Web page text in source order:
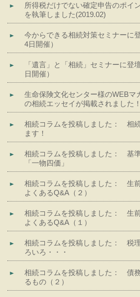
所得税だけでない確定申告のポイ
を執筆しました(2019.02)
今からできる相続対策セミナーに
4日開催）
「遺言」と「相続」セミナーに登
日開催）
生命保険文化センター様のWEBマ
の相続エッセイが掲載されました！
相続コラムを投稿しました： 相
ます！
相続コラムを投稿しました： 基
「一物四価」
相続コラムを投稿しました：
よくあるQ&A（２）
相続コラムを投稿しました：
よくあるQ&A（１）
相続コラムを投稿しました： 税
ろいろ・・・
相続コラムを投稿しました： 債
るもの（２）